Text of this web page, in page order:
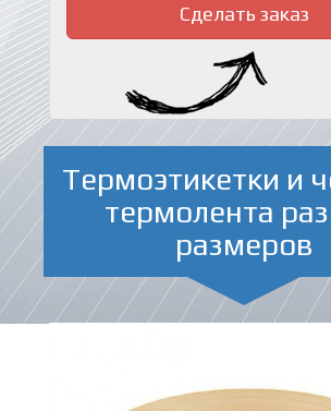
Сделать заказ
Термоэтикетки и
термолента
размеров